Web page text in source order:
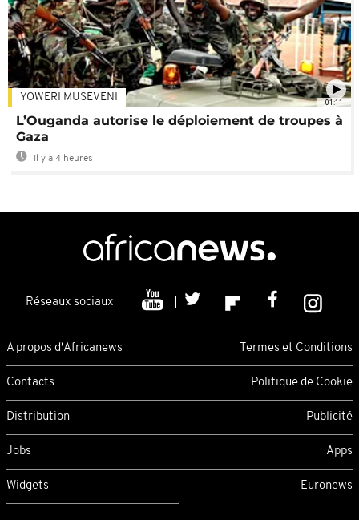
01:11
YOWERI MUSEVENI
L’Ouganda autorise le déploiement de troupes à
Gaza
Il y a 4 heures
Réseaux sociaux
A propos d'Africanews Termes et Conditions
Contacts Politique de Cookie
Distribution Publicité
Jobs Apps
Widgets Euronews